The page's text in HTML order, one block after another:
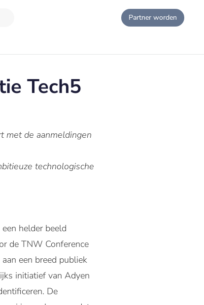
Partner worden
Tech5
met de aanmeldingen
technologische
helder beeld
de TNW Conference
een breed publiek
initiatief van Adyen
De